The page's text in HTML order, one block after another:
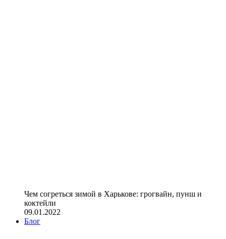
Чем согреться зимой в Харькове: грогвайн, пунш и
коктейли
09.01.2022
Блог